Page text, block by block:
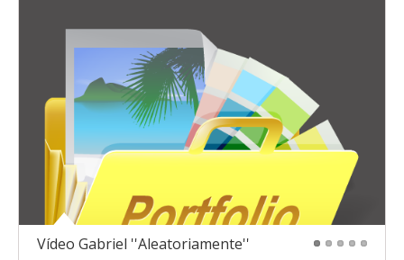
Vídeo Gabriel ''Aleatoriamente''